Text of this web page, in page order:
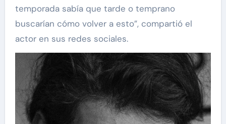
temporada sabía que tarde o temprano
buscarían cómo volver a esto”, compartió el
actor en sus redes sociales.